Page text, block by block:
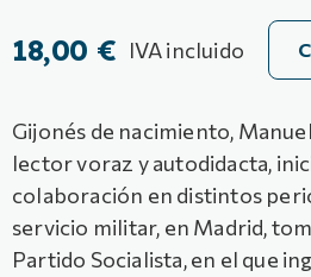
18,00 € IVA incluido
Gijonés de nacimiento,
lector voraz y autodidacta,
colaboración en distintos
servicio militar, en Madrid,
Partido Socialista, en el que